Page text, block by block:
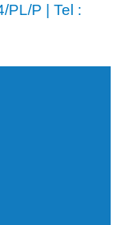
PL/P | Tel :